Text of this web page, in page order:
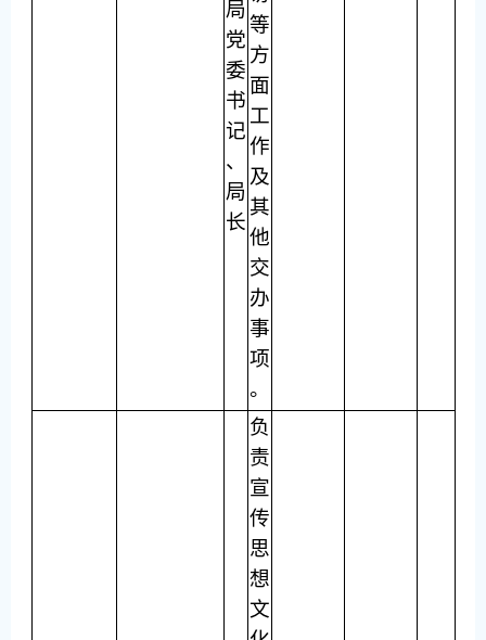
局
党
委
书
记
、
局
长
等
方
面
工
作
及
其
他
交
办
事
项
。
负
责
宣
传
思
想
文